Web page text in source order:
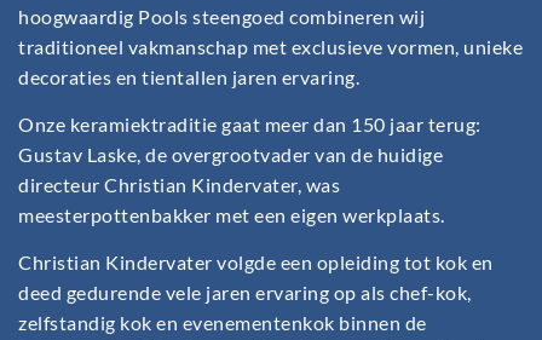
hoogwaardig Pools steengoed combineren wij
traditioneel vakmanschap met exclusieve vormen, unieke
decoraties en tientallen jaren ervaring.
Onze keramiektraditie gaat meer dan 150 jaar terug:
Gustav Laske, de overgrootvader van de huidige
directeur Christian Kindervater, was
meesterpottenbakker met een eigen werkplaats.
Christian Kindervater volgde een opleiding tot kok en
deed gedurende vele jaren ervaring op als chef-kok,
zelfstandig kok en evenementenkok binnen de